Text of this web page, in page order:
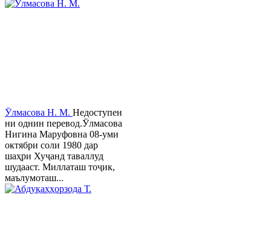
Ӯлмасова Н. М. Недоступен
ни однин перевод.Ӯлмасова
Нигина Маруфовна 08-уми
октябри соли 1980 дар
шаҳри Хуҷанд таваллуд
шудааст. Миллаташ тоҷик,
маълумоташ...